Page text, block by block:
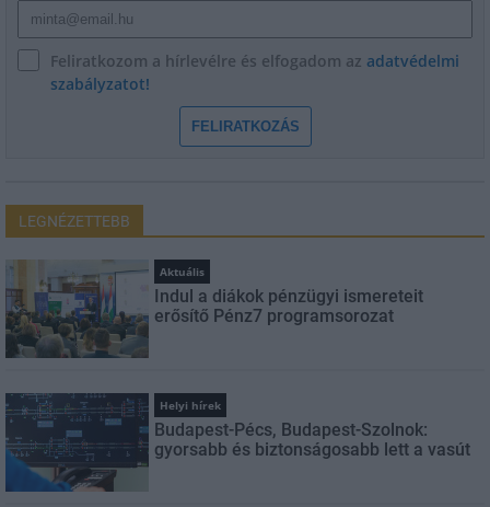
Feliratkozom a hírlevélre és elfogadom az adatvédelmi
szabályzatot!
FELIRATKOZÁS
LEGNÉZETTEBB
Aktuális
Indul a diákok pénzügyi ismereteit
erősítő Pénz7 programsorozat
Helyi hírek
Budapest-Pécs, Budapest-Szolnok:
gyorsabb és biztonságosabb lett a vasút